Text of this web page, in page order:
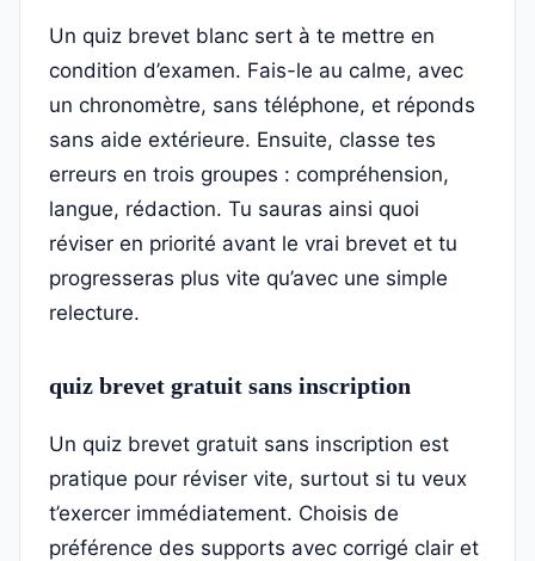
Un quiz brevet blanc sert à te mettre en
condition d’examen. Fais-le au calme, avec
un chronomètre, sans téléphone, et réponds
sans aide extérieure. Ensuite, classe tes
erreurs en trois groupes : compréhension,
langue, rédaction. Tu sauras ainsi quoi
réviser en priorité avant le vrai brevet et tu
progresseras plus vite qu’avec une simple
relecture.
quiz brevet gratuit sans inscription
Un quiz brevet gratuit sans inscription est
pratique pour réviser vite, surtout si tu veux
t’exercer immédiatement. Choisis de
préférence des supports avec corrigé clair et